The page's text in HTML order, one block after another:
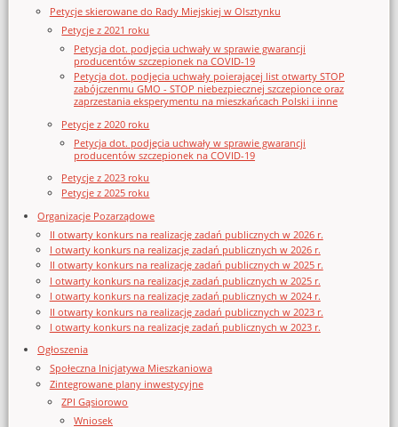
Petycje skierowane do Rady Miejskiej w Olsztynku
Petycje z 2021 roku
Petycja dot. podjęcia uchwały w sprawie gwarancji
producentów szczepionek na COVID-19
Petycja dot. podjęcia uchwały poierającej list otwarty STOP
zabójczenmu GMO - STOP niebezpiecznej szczepionce oraz
zaprzestania eksperymentu na mieszkańcach Polski i inne
Petycje z 2020 roku
Petycja dot. podjęcia uchwały w sprawie gwarancji
producentów szczepionek na COVID-19
Petycje z 2023 roku
Petycje z 2025 roku
Organizacje Pozarządowe
II otwarty konkurs na realizację zadań publicznych w 2026 r.
I otwarty konkurs na realizację zadań publicznych w 2026 r.
II otwarty konkurs na realizację zadań publicznych w 2025 r.
I otwarty konkurs na realizację zadań publicznych w 2025 r.
I otwarty konkurs na realizację zadań publicznych w 2024 r.
II otwarty konkurs na realizację zadań publicznych w 2023 r.
I otwarty konkurs na realizację zadań publicznych w 2023 r.
Ogłoszenia
Społeczna Inicjatywa Mieszkaniowa
Zintegrowane plany inwestycyjne
ZPI Gąsiorowo
Wniosek